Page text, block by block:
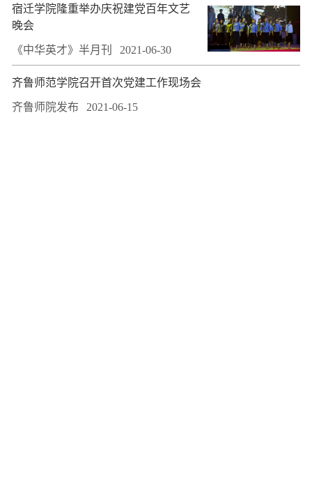
宿迁学院隆重举办庆祝建党百年文艺
晚会
《中华英才》半月刊 2021-06-30
齐鲁师范学院召开首次党建工作现场会
齐鲁师院发布 2021-06-15